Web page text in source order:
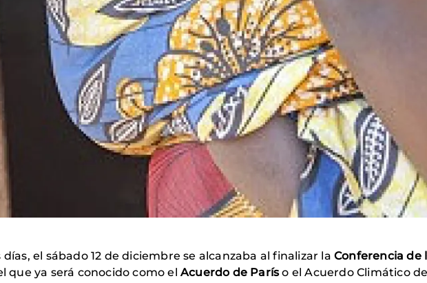
el sábado 12 de diciembre se alcanzaba al finalizar la Conferencia de
que ya será conocido como el Acuerdo de Paríso el Acuerdo Climático